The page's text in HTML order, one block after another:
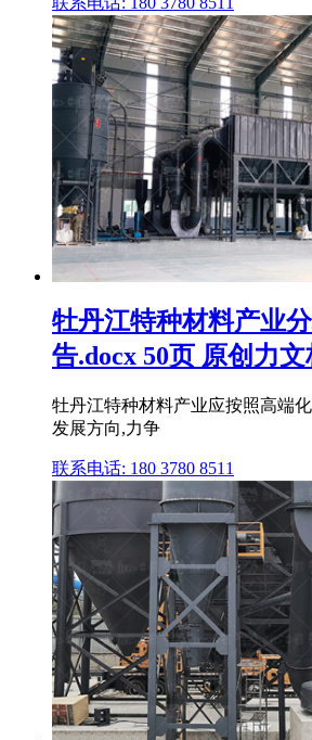
牡丹江特种材料产业
告.docx 50页 原创力文
牡丹江特种材料产业应按照高端
发展方向,力争
联系电话: 180 3780 8511